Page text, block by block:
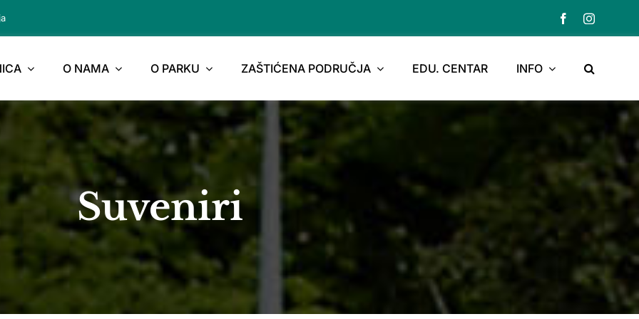
O NAMA O PARKU ZAŠTIĆENA PODRUČJA EDU. CENTAR INFO
Suveniri